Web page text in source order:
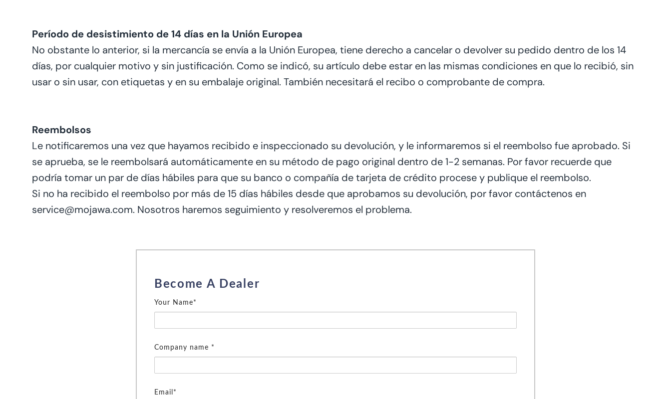
Período de desistimiento de 14 días en la Unión Europea
No obstante lo anterior, si la mercancía se envía a la Unión Europea, tiene derecho a cancelar o devolver su pedido dentro de los 14
días, por cualquier motivo y sin justificación. Como se indicó, su artículo debe estar en las mismas condiciones en que lo recibió, sin
usar o sin usar, con etiquetas y en su embalaje original. También necesitará el recibo o comprobante de compra.
Reembolsos
Le notificaremos una vez que hayamos recibido e inspeccionado su devolución, y le informaremos si el reembolso fue aprobado. Si
se aprueba, se le reembolsará automáticamente en su método de pago original dentro de 1-2 semanas. Por favor recuerde que
podría tomar un par de días hábiles para que su banco o compañía de tarjeta de crédito procese y publique el reembolso.
Si no ha recibido el reembolso por más de 15 días hábiles desde que aprobamos su devolución, por favor contáctenos en
service@mojawa.com. Nosotros haremos seguimiento y resolveremos el problema.
Become A Dealer
Your Name*
Company name *
Email*